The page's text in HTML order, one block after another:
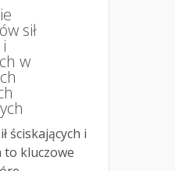
sił
w
ściskających i
to kluczowe